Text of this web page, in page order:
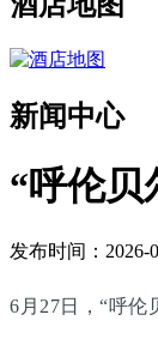
新闻中心
“呼伦贝
发布时间：2026-
6月27日，“呼伦